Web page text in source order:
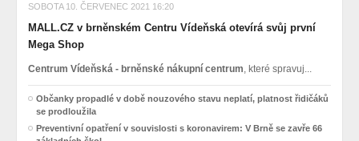
SOBOTA 10. ČERVENEC 2021 16:20
MALL.CZ v brněnském Centru Vídeňská otevírá svůj první
Mega Shop
Centrum Vídeňská - brněnské nákupní centrum, které spravuj...
Občanky propadlé v době nouzového stavu neplatí, platnost řidičáků
se prodloužila
Preventivní opatření v souvislosti s koronavirem: V Brně se zavře 66